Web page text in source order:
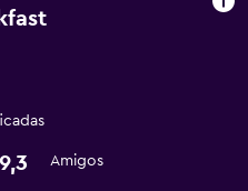
9,3 Amigos